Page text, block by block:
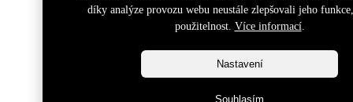
díky analýze provozu webu neustále zlepšovali jeho
použitelnost. Více informací.
Nastavení
Souhlasím
KALHOTY